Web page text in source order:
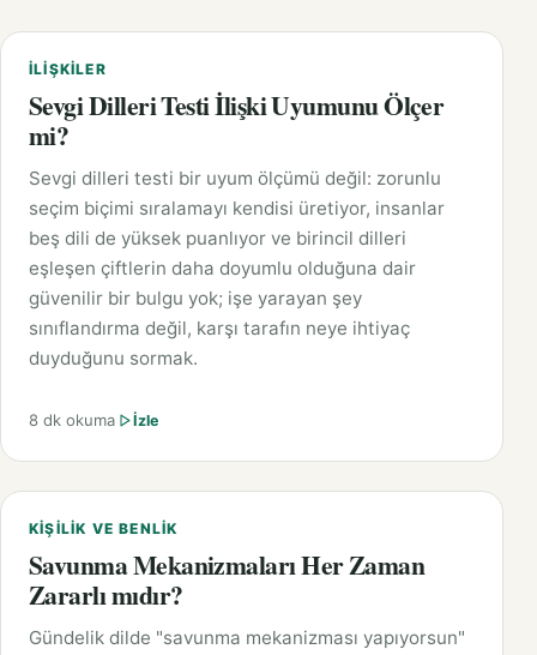
İLIŞKILER
Sevgi Dilleri Testi İlişki Uyumunu Ölçer
mi?
Sevgi dilleri testi bir uyum ölçümü değil: zorunlu
seçim biçimi sıralamayı kendisi üretiyor, insanlar
beş dili de yüksek puanlıyor ve birincil dilleri
eşleşen çiftlerin daha doyumlu olduğuna dair
güvenilir bir bulgu yok; işe yarayan şey
sınıflandırma değil, karşı tarafın neye ihtiyaç
duyduğunu sormak.
8 dk okuma İzle
KIŞILIK VE BENLIK
Savunma Mekanizmaları Her Zaman
Zararlı mıdır?
Gündelik dilde "savunma mekanizması yapıyorsun"